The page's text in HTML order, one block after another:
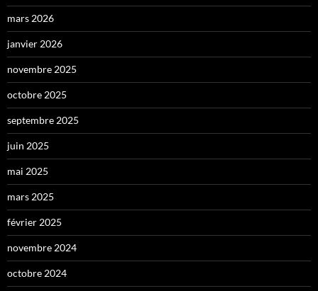
mars 2026
janvier 2026
novembre 2025
octobre 2025
septembre 2025
juin 2025
mai 2025
mars 2025
février 2025
novembre 2024
octobre 2024